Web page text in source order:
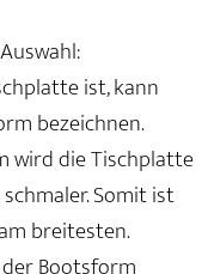
ist, kann
bezeichnen.
wird die Tischplatte
Somit ist
breitesten.